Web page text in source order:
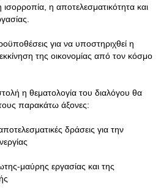
η αποτελεσματικότητα και
για να υποστηριχθεί η
της οικονομίας από τον κόσμο
η θεματολογία του διαλόγου θα
παρακάτω άξονες:
δράσεις για την
μαύρης εργασίας και της